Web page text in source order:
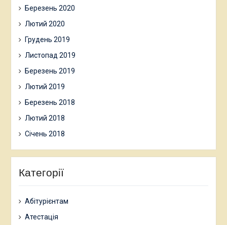
Березень 2020
Лютий 2020
Грудень 2019
Листопад 2019
Березень 2019
Лютий 2019
Березень 2018
Лютий 2018
Січень 2018
Категорії
Абітурієнтам
Атестація